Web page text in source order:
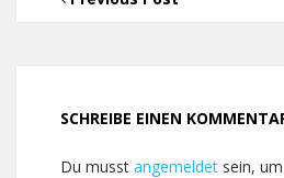
SCHREIBE EINEN
Du musst angemeldet sein,